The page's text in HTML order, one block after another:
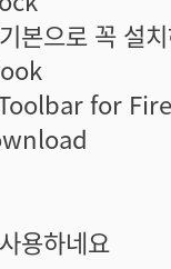
본으로 꼭 설
for
용하네요